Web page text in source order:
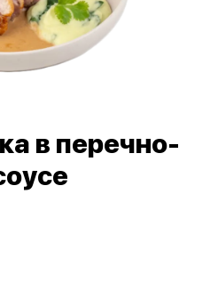
в перечно-